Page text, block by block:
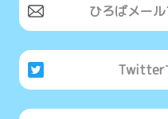
ひろばメー
Twitter